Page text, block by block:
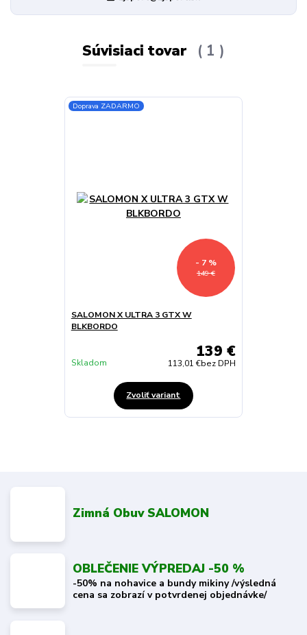
Súvisiaci tovar 1
Doprava ZADARMO
149 €
- 7 %
SALOMON X ULTRA 3 GTX W
BLKBORDO
139 €
113,01 €bez DPH
Skladom
Zvoliť variant
Zimná Obuv SALOMON
OBLEČENIE VÝPREDAJ -50 %
-50% na nohavice a bundy mikiny /výsledná
cena sa zobrazí v potvrdenej objednávke/